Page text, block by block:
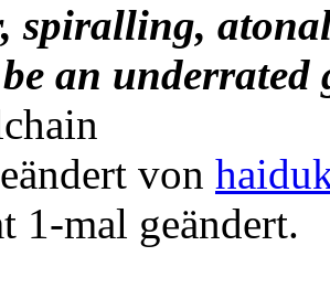
spiralling,
an underrated
von
1-mal geändert.